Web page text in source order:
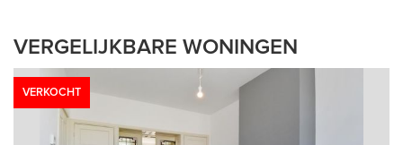
VERGELIJKBARE WONINGEN
VERKOCHT